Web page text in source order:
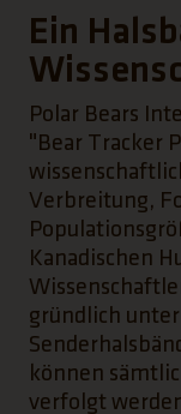
Ein
Polar Bears
"Bear Tracker
Verbreitung,
Kanadischen
gründlich
können
verfolgt